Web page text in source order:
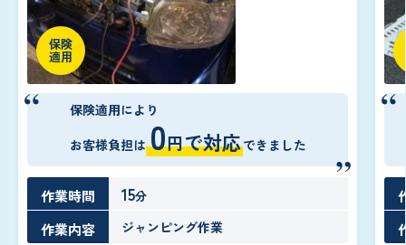
保険
適用
保険適用により
お客様負担は 0円で対応できました
作業時間 15分
作業内容 ジャンピング作業